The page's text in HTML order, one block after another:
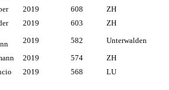
2019 608
ZH
2019 603 ZH
2019 582 Unterwalden
2019 574
ZH
2019 568 LU